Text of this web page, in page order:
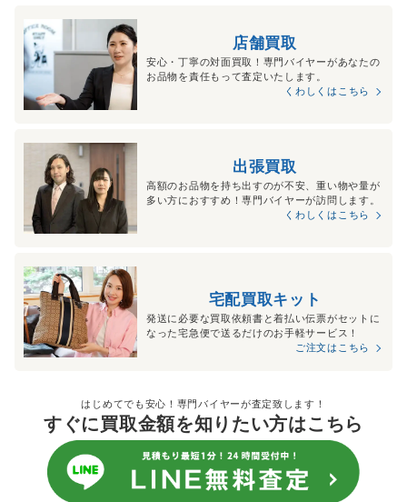
店舗買取
安心・丁寧の対面買取！専門バイヤーがあなたの
お品物を責任もって査定いたします。
くわしくはこちら
出張買取
高額のお品物を持ち出すのが不安、重い物や量が
多い方におすすめ！専門バイヤーが訪問します。
くわしくはこちら
宅配買取キット
発送に必要な買取依頼書と着払い伝票がセットに
なった宅急便で送るだけのお手軽サービス！
ご注文はこちら
はじめてでも安心！専門バイヤーが査定致します！
すぐに買取金額を知りたい方はこちら